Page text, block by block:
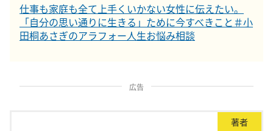
仕事も家庭も全て上手くいかない女性に伝えたい。
「自分の思い通りに生きる」ために今すべきこと＃小
田桐あさぎのアラフォー人生お悩み相談
広告
著者